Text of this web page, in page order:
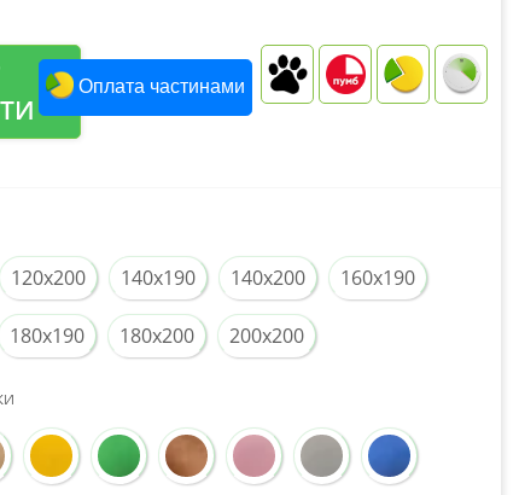
Оплата частинами
120x200 140x190 140x200 160x190
180x190 180x200 200x200